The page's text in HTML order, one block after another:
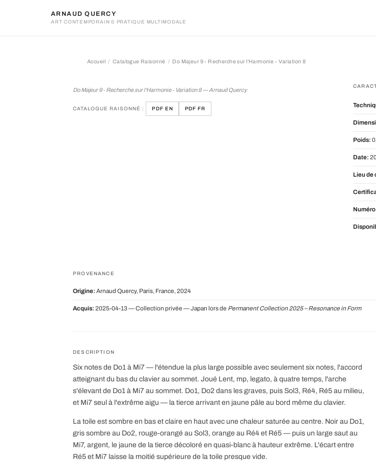
ARNAUD QUERCY
ART CONTEMPORAIN & PRATIQUE MULTIMODALE
Accueil Catalogue Raisonné Do Majeur 9 - Recherche sur l'Harmonie - Variation 8
Do Majeur 9 - Recherche sur l'Harmonie - Variation 8 — Arnaud Quercy
CATALOGUE RAISONNÉ : PDF EN PDF FR
Poids:
Date:
Lieu de
PROVENANCE
Origine: Arnaud Quercy, Paris, France, 2024
Acquis: 2025-04-13 — Collection privée — Japan lors de Permanent Collection 2025 – Resonance in Form
DESCRIPTION
Six notes de Do1 à Mi7 — l'étendue la plus large possible avec seulement six notes, l'accord
atteignant du bas du clavier au sommet. Joué Lent, mp, legato, à quatre temps, l'arche
s'élevant de Do1 à Mi7 au sommet. Do1, Do2 dans les graves, puis Sol3, Ré4, Ré5 au milieu,
et Mi7 seul à l'extrême aigu — la tierce arrivant en jaune pâle au bord même du clavier.
La toile est sombre en bas et claire en haut avec une chaleur saturée au centre. Noir au Do1,
gris sombre au Do2, rouge-orangé au Sol3, orange au Ré4 et Ré5 — puis un large saut au
Mi7, argent, le jaune de la tierce décoloré en quasi-blanc à hauteur extrême. L'écart entre
Ré5 et Mi7 laisse la moitié supérieure de la toile presque vide.